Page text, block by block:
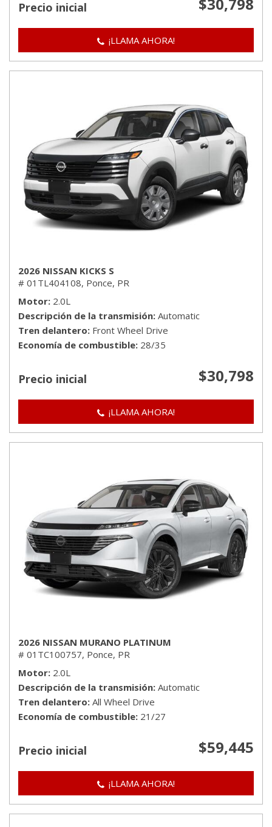
Precio inicial
¡LLAMA AHORA!
2026 NISSAN KICKS S
# 01TL404108, Ponce, PR
Motor 2.0L
Descripción de la transmisión Automatic
Tren delantero Front Wheel Drive
Economía de combustible 28/35
Precio inicial $30,798
¡LLAMA AHORA!
2026 NISSAN MURANO PLATINUM
# 01TC100757, Ponce, PR
Motor 2.0L
Descripción de la transmisión Automatic
Tren delantero All Wheel Drive
Economía de combustible 21/27
Precio inicial $59,445
¡LLAMA AHORA!